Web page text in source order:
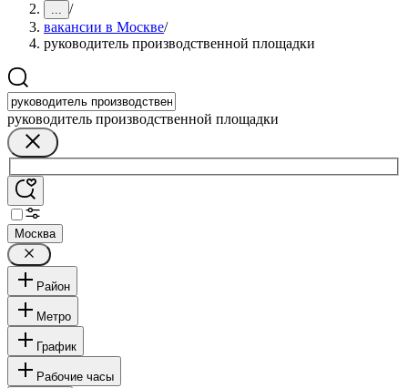
... /
вакансии в Москве/
руководитель производственной площадки
руководитель производственной площадки
Москва
Район
Метро
График
Рабочие часы